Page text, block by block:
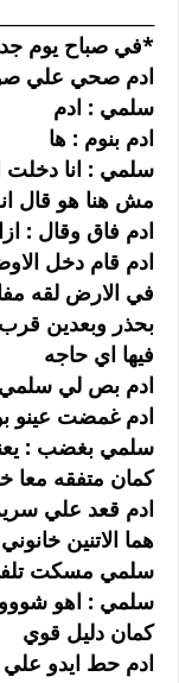
*في صباح يوم
ادم صحي علي
سلمي : ادم
ادم بنوم : ها
سلمي : انا
مش هنا هو قال
ادم فاق وقال :
ادم قام دخل
في الارض لقه
بحذر وبعدين
فيها اي حاجه
ادم بص لي سلمي
ادم غمضت عينو
سلمي بغضب :
كمان متفقه معا
ادم قعد علي
هما الاتنين
سلمي مسكت
سلمي : اهو
كمان دليل قوي
ادم حط ايدو